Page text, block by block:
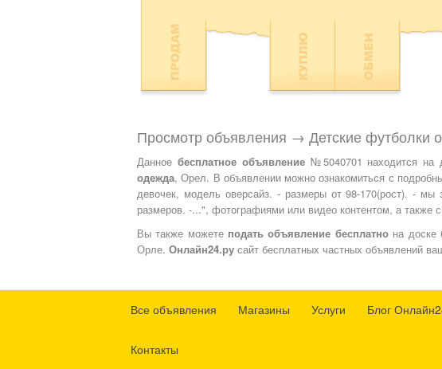
Просмотр объявления → Детские футболки
Данное бесплатное объявление№5040701 находится на
одежда, Орел. В объявлении можно ознакомиться с
девочек, модель оверсайз. - размеры от 98-170(рост). -
размеров. -...", фотографиями или видео контентом, а также
Вы также можете подать объявление бесплатнона доске
Орле. Онлайн24.ру сайт бесплатных частных объявлений
Все объявления Магазины Услуги Блог
Контакты